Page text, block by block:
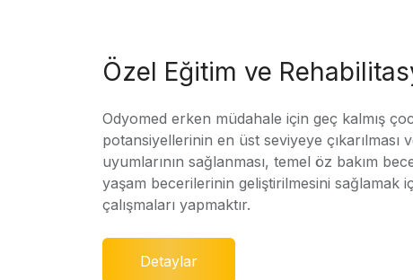
Özel Eğitim ve
Odyomed erken müdahale için geç kalmış
potansiyellerinin en üst seviyeye çıkarılması
uyumlarının sağlanması, temel öz bakım
yaşam becerilerinin geliştirilmesini sağlamak
çalışmaları yapmaktır.
Detaylar